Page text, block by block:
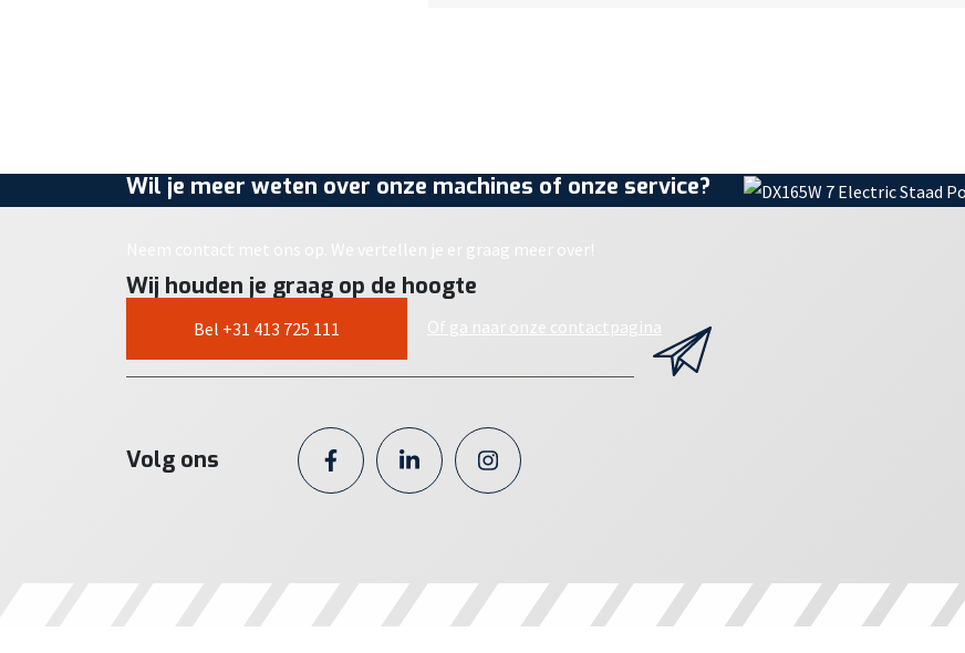
Wil je meer weten over onze machines of onze service?
Neem contact met ons op. We vertellen je er graag meer over!
Bel +31 413 725 111 Of ga naar onze contactpagina
Wij houden je graag op de hoogte
Volg ons